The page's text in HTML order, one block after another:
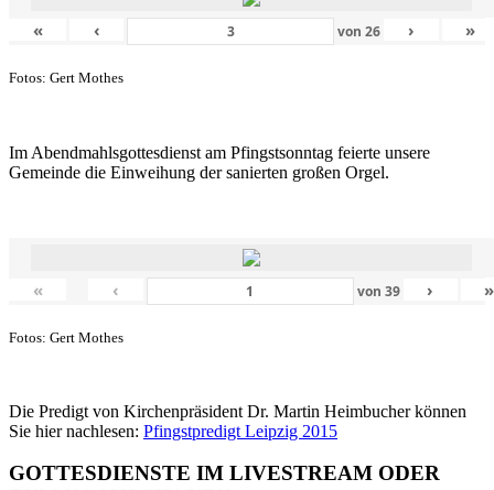
« ‹ von26 › »
Fotos: Gert Mothes
Im Abendmahlsgottesdienst am Pfingstsonntag feierte unsere
Gemeinde die Einweihung der sanierten großen Orgel.
« ‹ von 39 › »
Fotos: Gert Mothes
Die Predigt von Kirchenpräsident Dr. Martin Heimbucher können
Sie hier nachlesen: Pfingstpredigt Leipzig 2015
GOTTESDIENSTE IM LIVESTREAM ODER